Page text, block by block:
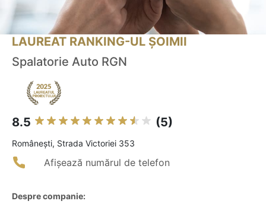
LAUREAT RANKING-UL ȘOIMII
Spalatorie Auto RGN
8.5 (5)
Româneşti, Strada Victoriei 353
Afișează numărul de telefon
Despre companie: